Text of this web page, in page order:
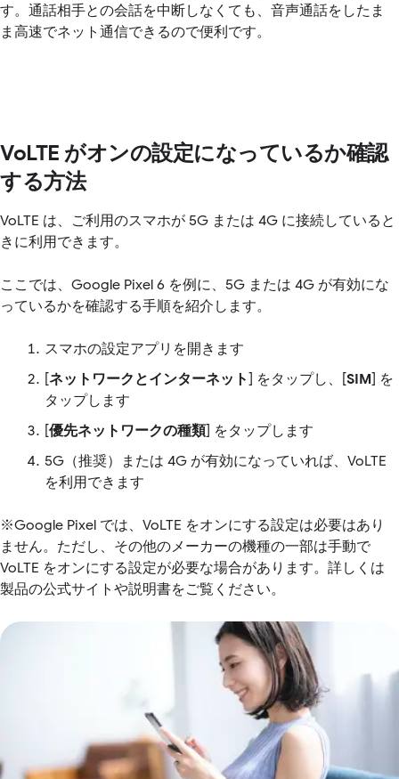
す。通話相手との会話を中断しなくても、音声通話をしたま
ま高速でネット通信できるので便利です。
VoLTE がオンの設定になっているか確認
する方法
VoLTE は、ご利用のスマホが 5G または 4G に接続していると
きに利用できます。
ここでは、Google Pixel 6 を例に、5G または 4G が有効にな
っているかを確認する手順を紹介します。
スマホの設定アプリを開きます
[ネットワークとインターネット] をタップし、[SIM] を
タップします
[優先ネットワークの種類] をタップします
5G（推奨）または 4G が有効になっていれば、VoLTE
を利用できます
※Google Pixel では、VoLTE をオンにする設定は必要はあり
ません。ただし、その他のメーカーの機種の一部は手動で
VoLTE をオンにする設定が必要な場合があります。詳しくは
製品の公式サイトや説明書をご覧ください。